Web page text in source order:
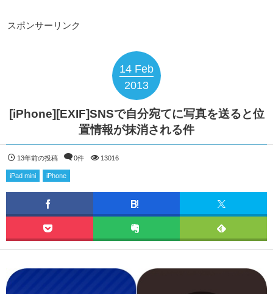
スポンサーリンク
14 Feb
2013
[iPhone][EXIF]SNSで自分宛てに写真を送ると位
置情報が抹消される件
13年前の投稿 0件 13016
iPad mini iPhone